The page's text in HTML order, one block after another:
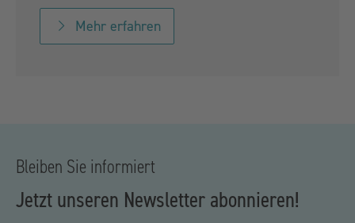
Mehr erfahren
Bleiben Sie informiert
Jetzt unseren Newsletter abonnieren!